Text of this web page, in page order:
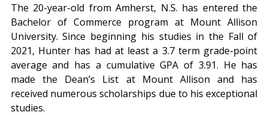
The 20-year-old from Amherst, N.S. has entered the
Bachelor of Commerce program at Mount Allison
University. Since beginning his studies in the Fall of
2021, Hunter has had at least a 3.7 term grade-point
average and has a cumulative GPA of 3.91. He has
made the Dean’s List at Mount Allison and has
received numerous scholarships due to his exceptional
studies.